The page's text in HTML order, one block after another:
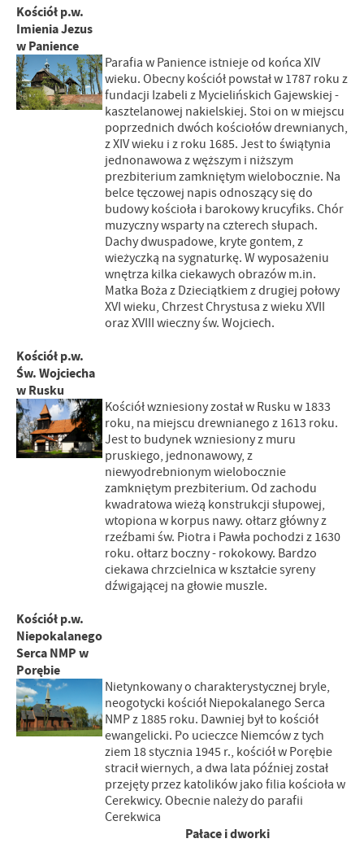
Kościół p.w.
Imienia Jezus
w Panience
Parafia w Panience istnieje od końca XIV
wieku. Obecny kościół powstał w 1787 roku z
fundacji Izabeli z Mycielińskich Gajewskiej -
kasztelanowej nakielskiej. Stoi on w miejscu
poprzednich dwóch kościołów drewnianych,
z XIV wieku i z roku 1685. Jest to świątynia
jednonawowa z węższym i niższym
prezbiterium zamkniętym wielobocznie. Na
belce tęczowej napis odnoszący się do
budowy kościoła i barokowy krucyfiks. Chór
muzyczny wsparty na czterech słupach.
Dachy dwuspadowe, kryte gontem, z
wieżyczką na sygnaturkę. W wyposażeniu
wnętrza kilka ciekawych obrazów m.in.
Matka Boża z Dzieciątkiem z drugiej połowy
XVI wieku, Chrzest Chrystusa z wieku XVII
oraz XVIII wieczny św. Wojciech.
Kościół p.w.
Św. Wojciecha
w Rusku
Kościół wzniesiony został w Rusku w 1833
roku, na miejscu drewnianego z 1613 roku.
Jest to budynek wzniesiony z muru
pruskiego, jednonawowy, z
niewyodrebnionym wielobocznie
zamkniętym prezbiterium. Od zachodu
kwadratowa wieżą konstrukcji słupowej,
wtopiona w korpus nawy. ołtarz główny z
rzeźbami św. Piotra i Pawła pochodzi z 1630
roku. ołtarz boczny - rokokowy. Bardzo
ciekawa chrzcielnica w kształcie syreny
dźwigającej na głowie muszle.
Kościół p.w.
Niepokalanego
Serca NMP w
Porębie
Nietynkowany o charakterystycznej bryle,
neogotycki kościół Niepokalanego Serca
NMP z 1885 roku. Dawniej był to kościół
ewangelicki. Po ucieczce Niemców z tych
ziem 18 stycznia 1945 r., kościół w Porębie
stracił wiernych, a dwa lata później został
przejęty przez katolików jako filia kościoła w
Cerekwicy. Obecnie należy do parafii
Cerekwica
Pałace i dworki